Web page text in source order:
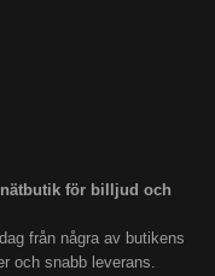
för billjud och
från några av butikens
och snabb leverans.